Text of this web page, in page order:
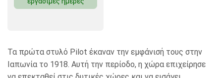
Τα πρώτα στυλό Pilot έκαναν την εμφάνισή τους στην
Ιαπωνία το 1918. Αυτή την περίοδο, η χώρα επιχείρησε